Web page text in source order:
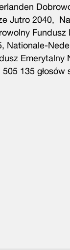
Jutro 2040,
Fundusz
Nationale-
Emerytalny
135